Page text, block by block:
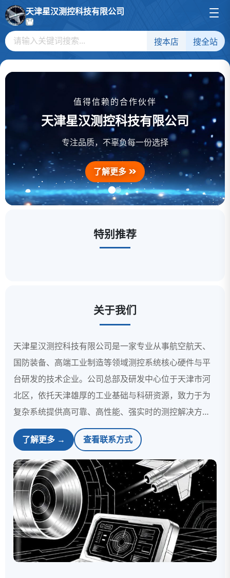
天津星汉测控科技有限公司
搜本店 搜全站
值得信赖的合作伙伴
天津星汉测控科技有限公司
专注品质，不辜负每一份选择
了解更多
特别推荐
关于我们
天津星汉测控科技有限公司是一家专业从事航空航天、
国防装备、高端工业制造等领域测控系统核心硬件与平
台研发的技术企业。公司总部及研发中心位于天津市河
北区，依托天津雄厚的工业基础与科研资源，致力于为
复杂系统提供高可靠、高性能、强实时的测控解决方
案。自成立以来，公司始终以“精准感知、可靠互联、智
能控制”为技术理念，产品覆盖从关键板卡、专用设备到
完整测试平台的完整链条。一、主营业务与核心产品公
司聚焦高端装备的神经中枢与感知系统，主营业务分为
以下几大产品线：1. 高速确定性网络产品系列反射内存
卡：提供基于光纤的极低延迟、高带宽、确...
了解更多 → 查看联系方式